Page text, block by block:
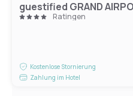
Ratingen
Kostenlose Stornierung
Zahlung im Hotel